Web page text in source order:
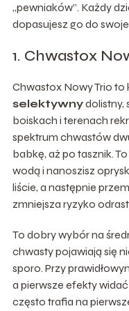
„pewniaków”. Każdy
dopasujesz go do
1. Chwastox
Chwastox Nowy Trio to
selektywnydolistny,
boiskach i terenach
spektrum chwastów
babkę, aż po tasznik.
wodą i nanoszisz
liście, a następnie
zmniejsza ryzyko
To dobry wybór na
chwasty pojawiają się
sporo. Przy
a pierwsze efekty
często trafia na